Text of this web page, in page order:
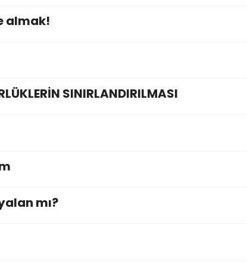
almak!
SINIRLANDIRILMASI
mı?